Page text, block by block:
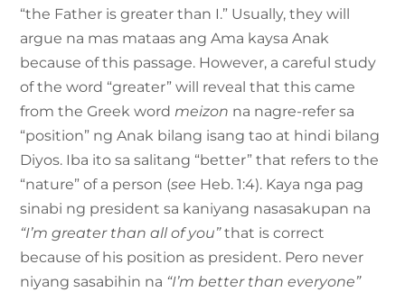
“the Father is greater than I.” Usually, they will
argue na mas mataas ang Ama kaysa Anak
because of this passage. However, a careful study
of the word “greater” will reveal that this came
from the Greek wordmeizon na nagre-refer sa
“position” ng Anak bilang isang tao at hindi bilang
Diyos. Iba ito sa salitang “better” that refers to the
“nature” of a person (see Heb. 1:4). Kaya nga pag
sinabi ng president sa kaniyang nasasakupan na
“I’m greater than all of you”that is correct
because of his position as president. Pero never
niyang sasabihin na “I’m better than everyone”